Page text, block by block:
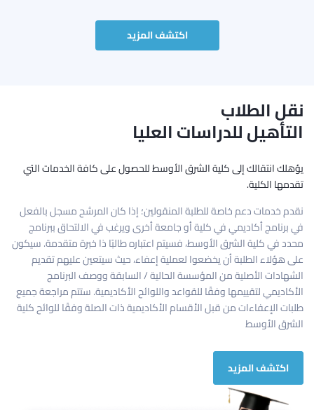
اكتشف المزيد
نقل الطلاب
التأهيل للدراسات العليا
يؤهلك انتقالك إلى كلية الشرق الأوسط للحصول على كافة الخدمات التي
تقدمها الكلية.
نقدم خدمات دعم خاصة للطلبة المنقولين؛ إذا كان المرشح مسجل بالفعل
في برنامج أكاديمي في كلية أو جامعة أخرى ويرغب في الالتحاق ببرنامج
محدد في كلية الشرق الأوسط، فسيتم اعتباره طالبًا ذا خبرة متقدمة. سيكون
على هؤلاء الطلبة أن يخضعوا لعملية إعفاء، حيث سيتعين عليهم تقديم
الشهادات الأصلية من المؤسسة الحالية / السابقة ووصف البرنامج
الأكاديمي لتقييمها وفقًا للقواعد واللوائح الأكاديمية. ستتم مراجعة جميع
طلبات الإعفاءات من قبل الأقسام الأكاديمية ذات الصلة وفقًا للوائح كلية
الشرق الأوسط
اكتشف المزيد